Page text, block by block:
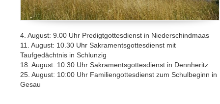
4. August: 9.00 Uhr Predigtgottesdienst in Niederschindmaas
11. August: 10.30 Uhr Sakramentsgottesdienst mit
Taufgedächtnis in Schlunzig
18. August: 10.30 Uhr Sakramentsgottesdienst in Dennheritz
25. August: 10:00 Uhr Familiengottesdienst zum Schulbeginn in
Gesau